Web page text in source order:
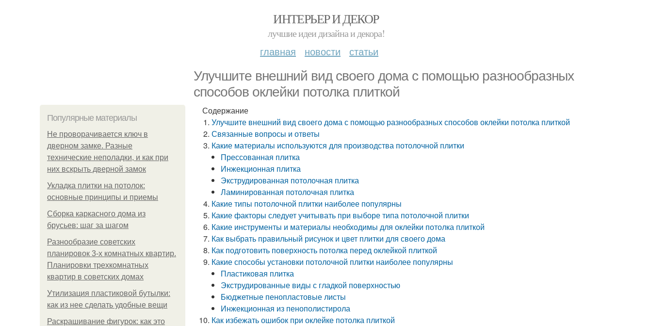
ИНТЕРЬЕР И ДЕКОР
лучшие идеи дизайна и декора!
главная новости статьи
Улучшите внешний вид своего дома с помощью разнообразных
способов оклейки потолка плиткой
Популярные материалы
Не проворачивается ключ в
дверном замке. Разные
технические неполадки, и как при
них вскрыть дверной замок
Укладка плитки на потолок:
основные принципы и приемы
Сборка каркасного дома из
брусьев: шаг за шагом
Разнообразие советских
планировок 3-х комнатных квартир.
Планировки трехкомнатных
квартир в советских домах
Утилизация пластиковой бутылки:
как из нее сделать удобные вещи
Раскрашивание фигурок: как это
Содержание
Улучшите внешний вид своего дома с помощью разнообразных способов оклейки потолка плиткой
Связанные вопросы и ответы
Какие материалы используются для производства потолочной плитки
Прессованная плитка
Инжекционная плитка
Экструдированная потолочная плитка
Ламинированная потолочная плитка
Какие типы потолочной плитки наиболее популярны
Какие факторы следует учитывать при выборе типа потолочной плитки
Какие инструменты и материалы необходимы для оклейки потолка плиткой
Как выбрать правильный рисунок и цвет плитки для своего дома
Как подготовить поверхность потолка перед оклейкой плиткой
Какие способы установки потолочной плитки наиболее популярны
Пластиковая плитка
Экструдированные виды с гладкой поверхностью
Бюджетные пенопластовые листы
Инжекционная из пенополистирола
Как избежать ошибок при оклейке потолка плиткой